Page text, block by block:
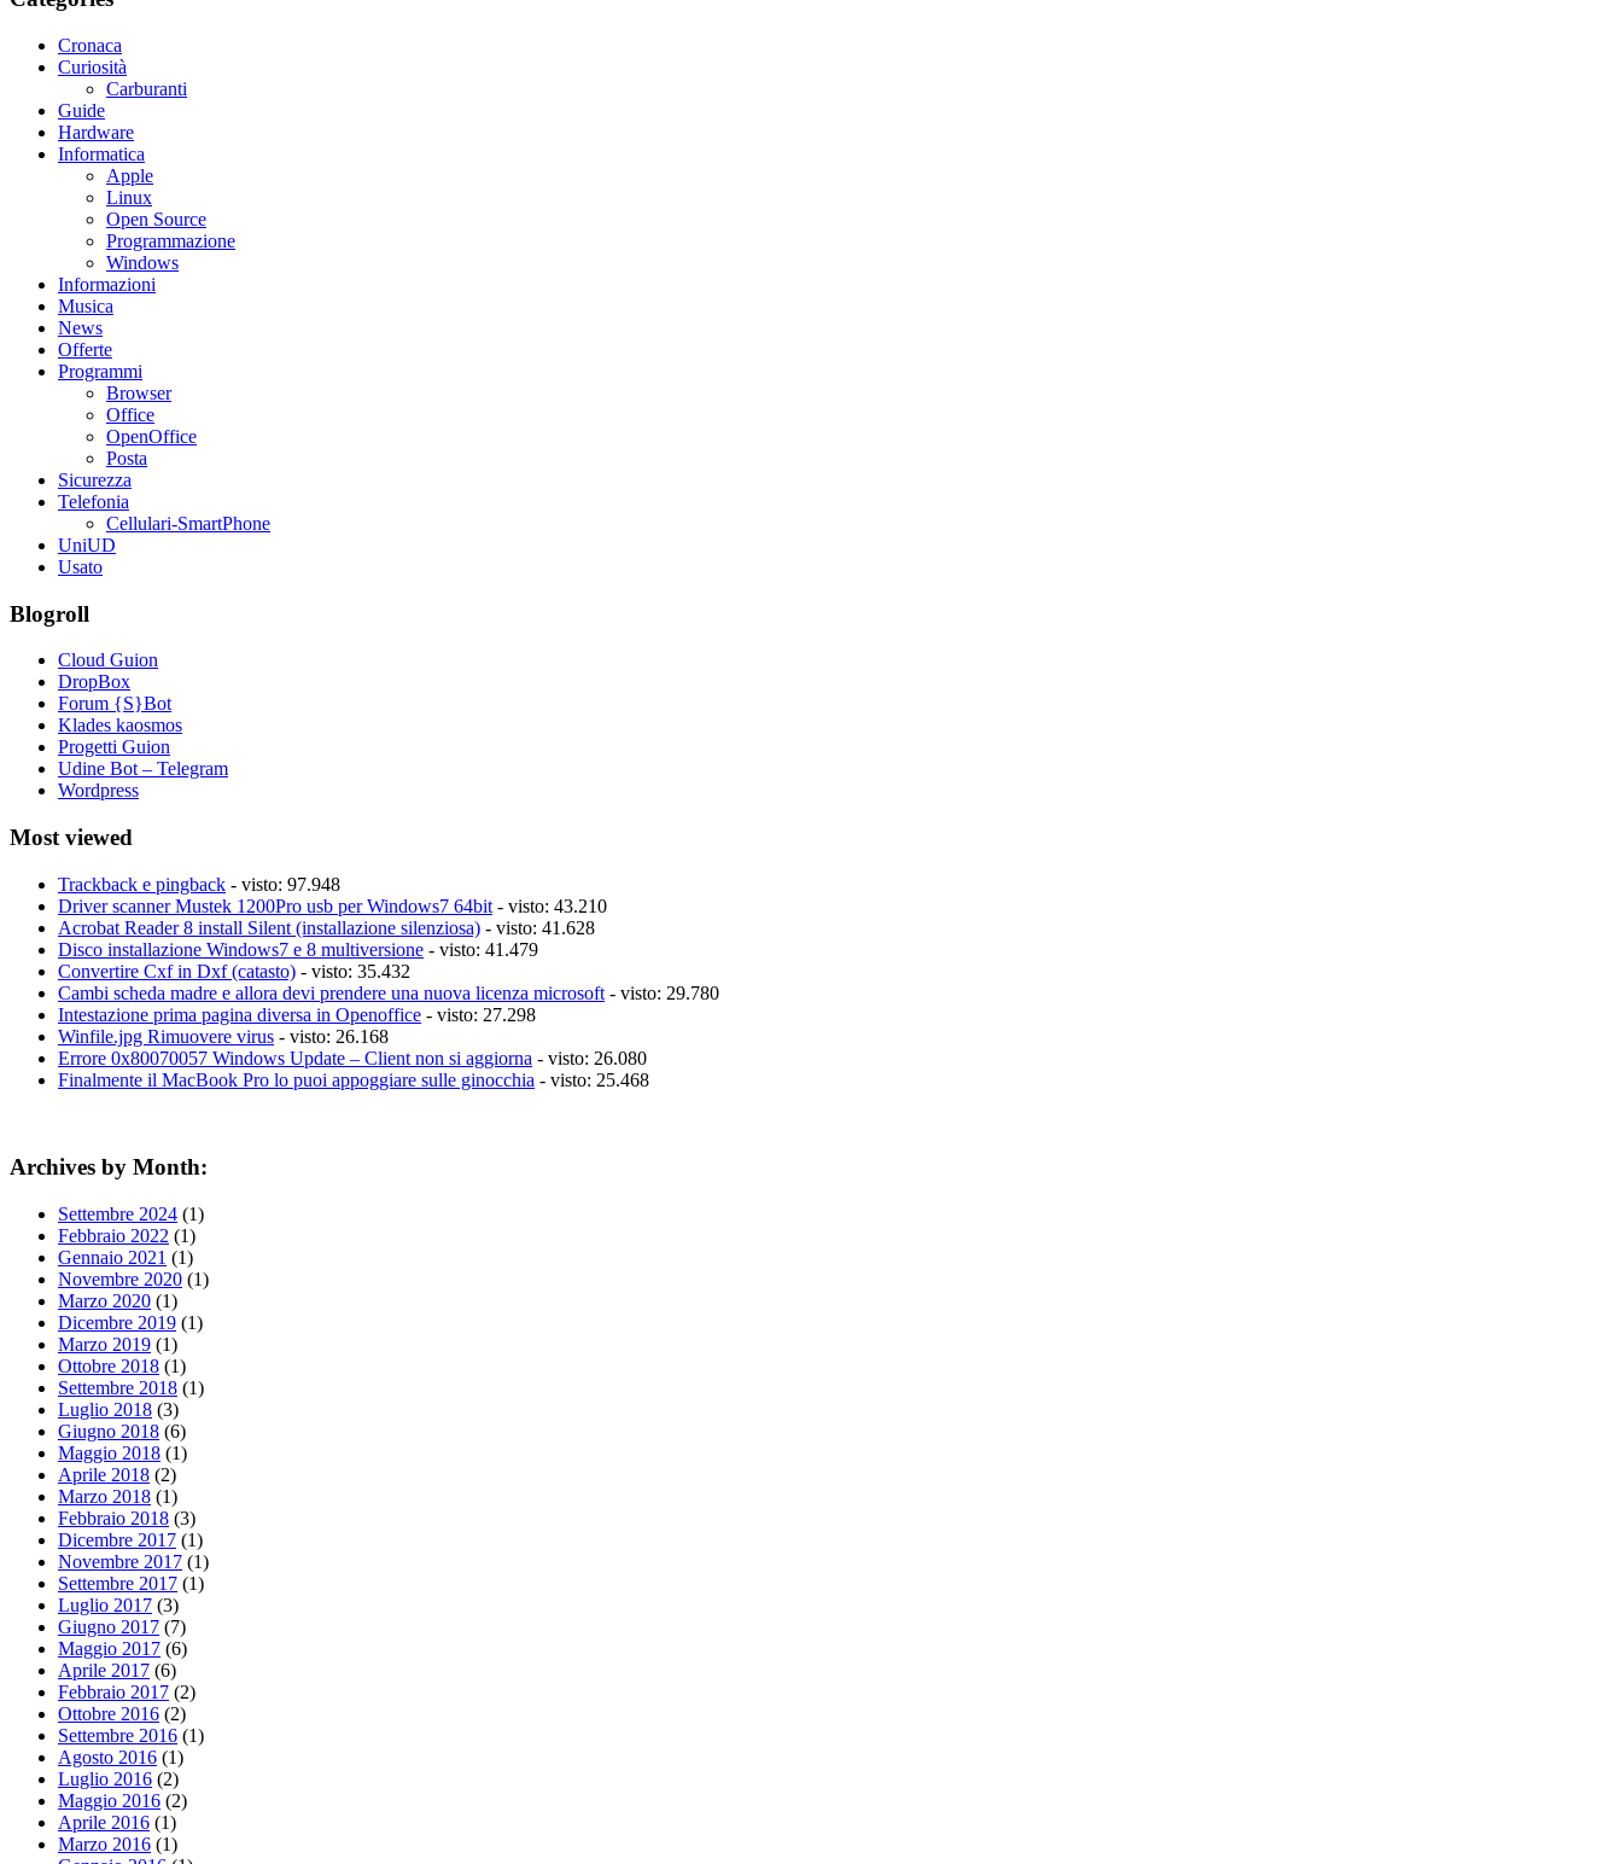
Cronaca
Curiosità
Carburanti
Guide
Hardware
Informatica
Apple
Linux
Open Source
Programmazione
Windows
Informazioni
Musica
News
Offerte
Programmi
Browser
Office
OpenOffice
Posta
Sicurezza
Telefonia
Cellulari-SmartPhone
UniUD
Usato
Blogroll
Cloud Guion
DropBox
Forum {S}Bot
Klades kaosmos
Progetti Guion
Udine Bot – Telegram
Wordpress
Most viewed
Trackback e pingback - visto: 97.948
Driver scanner Mustek 1200Pro usb per Windows7 64bit - visto: 43.210
Acrobat Reader 8 install Silent (installazione silenziosa) - visto: 41.628
Disco installazione Windows7 e 8 multiversione - visto: 41.479
Convertire Cxf in Dxf (catasto) - visto: 35.432
Cambi scheda madre e allora devi prendere una nuova licenza microsoft - visto: 29.780
Intestazione prima pagina diversa in Openoffice - visto: 27.298
Winfile.jpg Rimuovere virus - visto: 26.168
Errore 0x80070057 Windows Update – Client non si aggiorna - visto: 26.080
Finalmente il MacBook Pro lo puoi appoggiare sulle ginocchia - visto: 25.468
Archives by Month:
Settembre 2024 (1)
Febbraio 2022 (1)
Gennaio 2021 (1)
Novembre 2020 (1)
Marzo 2020 (1)
Dicembre 2019 (1)
Marzo 2019 (1)
Ottobre 2018 (1)
Settembre 2018 (1)
Luglio 2018 (3)
Giugno 2018 (6)
Maggio 2018 (1)
Aprile 2018 (2)
Marzo 2018 (1)
Febbraio 2018 (3)
Dicembre 2017 (1)
Novembre 2017 (1)
Settembre 2017 (1)
Luglio 2017 (3)
Giugno 2017 (7)
Maggio 2017 (6)
Aprile 2017 (6)
Febbraio 2017 (2)
Ottobre 2016 (2)
Settembre 2016 (1)
Agosto 2016 (1)
Luglio 2016 (2)
Maggio 2016 (2)
Aprile 2016 (1)
Marzo 2016 (1)